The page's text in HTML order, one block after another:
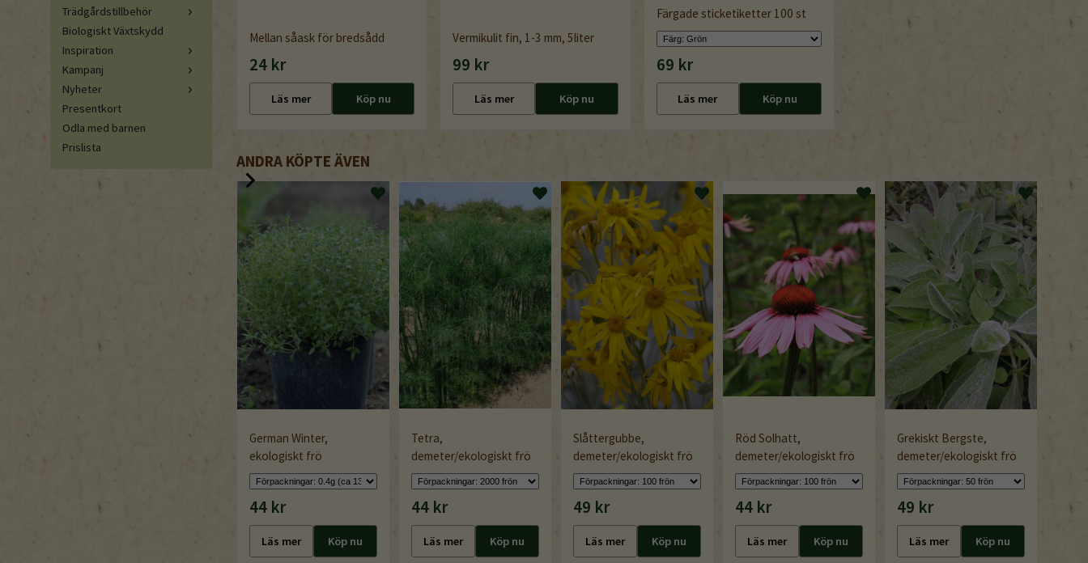
Trädgårdstillbehör
Biologiskt Växtskydd
Inspiration
Kampanj
Nyheter
Presentkort
Odla med barnen
Prislista
Mellan såask för bredsådd
24 kr
Läs mer Köp nu
Vermikulit fin, 1-3 mm, 5liter
99 kr
Läs mer Köp nu
Färgade sticketiketter 100 st
69 kr
Läs mer Köp nu
ANDRA KÖPTE ÄVEN
German Winter,
ekologiskt frö
44 kr
Läs mer Köp nu
Tetra,
demeter/ekologiskt frö
44 kr
Läs mer Köp nu
Slåttergubbe,
demeter/ekologiskt frö
49 kr
Läs mer Köp nu
Röd Solhatt,
demeter/ekologiskt frö
44 kr
Läs mer Köp nu
Grekiskt Bergste,
demeter/ekologiskt frö
49 kr
Läs mer Köp nu